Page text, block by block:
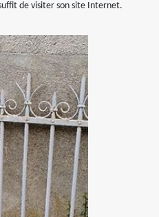
de visiter son site Internet.